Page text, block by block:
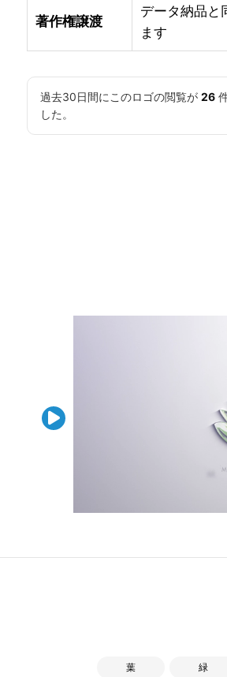
著作権譲渡
データ納品と
ます
過去30日間にこのロゴの閲覧が 26
した。

葉 緑